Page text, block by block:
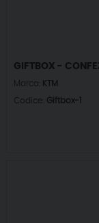
GIFTBOX -
Marca: KTM
Codice: Giftbox-1